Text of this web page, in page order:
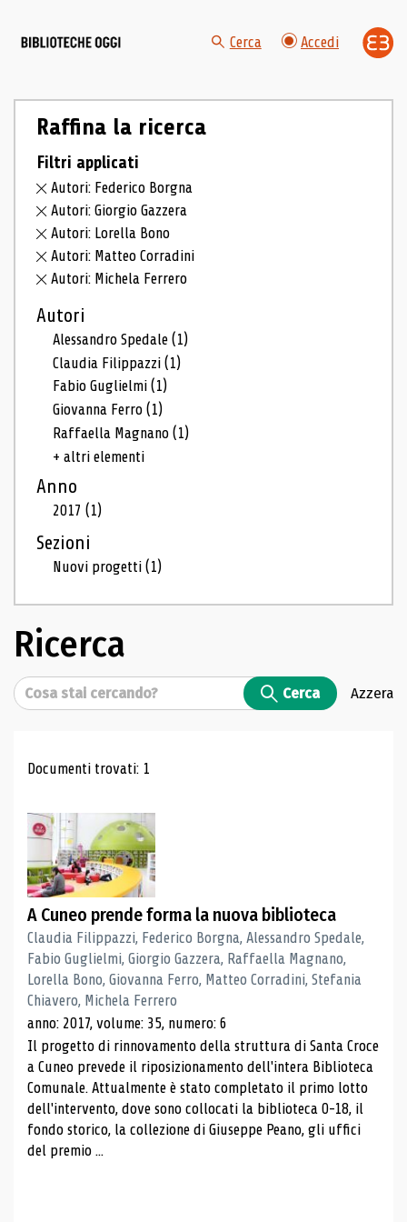
Cerca Accedi
Raffina la ricerca
Filtri applicati
Autori: Federico Borgna
Autori: Giorgio Gazzera
Autori: Lorella Bono
Autori: Matteo Corradini
Autori: Michela Ferrero
Autori
Alessandro Spedale(1)
Claudia Filippazzi(1)
Fabio Guglielmi(1)
Giovanna Ferro(1)
Raffaella Magnano(1)
+ altri elementi
Anno
2017(1)
Sezioni
Nuovi progetti(1)
Ricerca
Cerca Cerca Azzera
Risultati di ricerca
Documenti trovati: 1
A Cuneo prende forma la nuova biblioteca
Claudia Filippazzi, Federico Borgna, Alessandro Spedale,
Fabio Guglielmi, Giorgio Gazzera, Raffaella Magnano,
Lorella Bono, Giovanna Ferro, Matteo Corradini, Stefania
Chiavero, Michela Ferrero
anno: 2017, volume: 35, numero: 6
Il progetto di rinnovamento della struttura di Santa Croce
a Cuneo prevede il riposizionamento dell'intera Biblioteca
Comunale. Attualmente è stato completato il primo lotto
dell'intervento, dove sono collocati la biblioteca 0-18, il
fondo storico, la collezione di Giuseppe Peano, gli uffici
del premio ...